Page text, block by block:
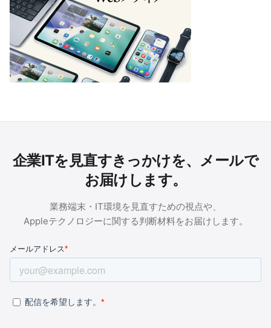
企業ITを見直すきっかけを、メールで
お届けします。
業務端末・IT環境を見直すための視点や、
Appleテクノロジーに関する判断材料をお届けします。